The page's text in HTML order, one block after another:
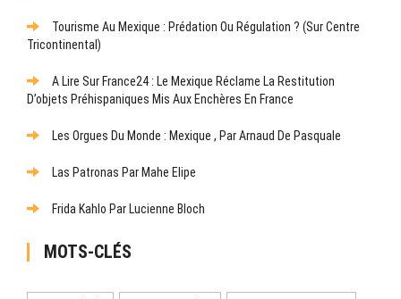
Tourisme Au Mexique : Prédation Ou Régulation ? (Sur Centre
Tricontinental)
A Lire Sur France24 : Le Mexique Réclame La Restitution
D’objets Préhispaniques Mis Aux Enchères En France
Les Orgues Du Monde : Mexique , Par Arnaud De Pasquale
Las Patronas Par Mahe Elipe
Frida Kahlo Par Lucienne Bloch
MOTS-CLÉS